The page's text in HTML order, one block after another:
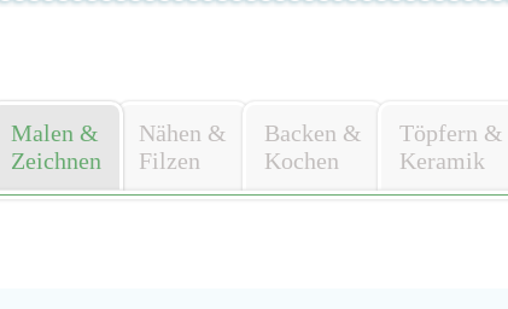
Malen &
Zeichnen
Nähen &
Filzen
Backen &
Kochen
Töpfern &
Keramik